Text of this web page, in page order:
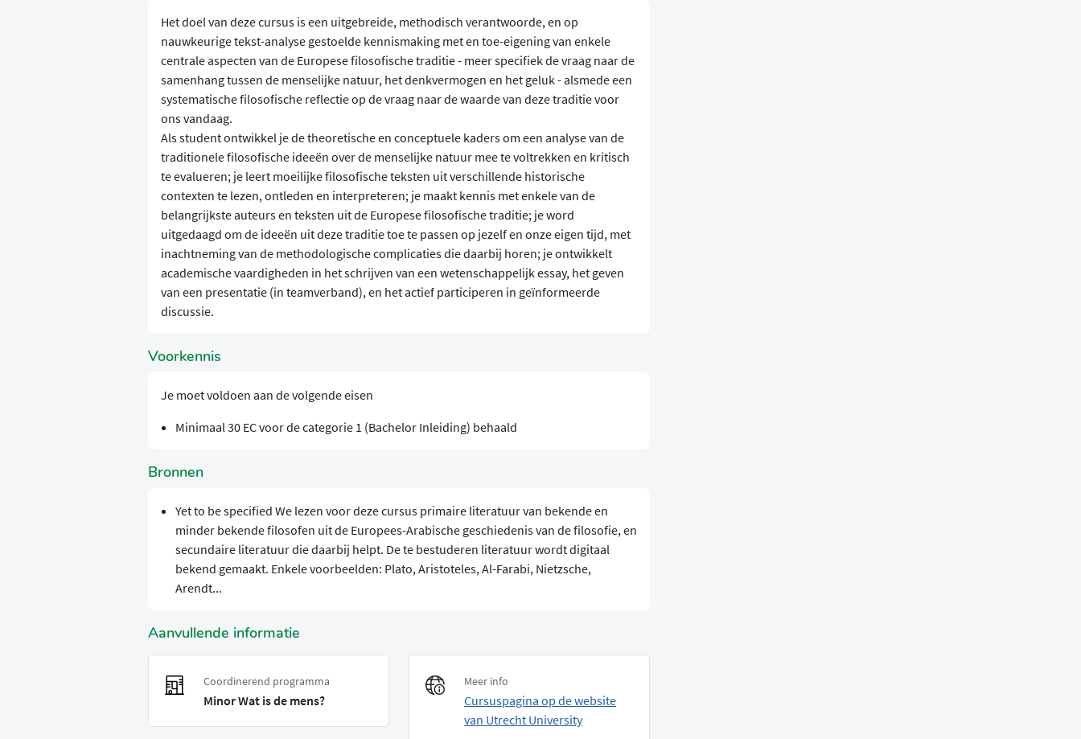
Het doel van deze cursus is een uitgebreide, methodisch verantwoorde, en op
nauwkeurige tekst-analyse gestoelde kennismaking met en toe-eigening van enkele
centrale aspecten van de Europese filosofische traditie - meer specifiek de vraag naar de
samenhang tussen de menselijke natuur, het denkvermogen en het geluk - alsmede een
systematische filosofische reflectie op de vraag naar de waarde van deze traditie voor
ons vandaag.
Als student ontwikkel je de theoretische en conceptuele kaders om een analyse van de
traditionele filosofische ideeën over de menselijke natuur mee te voltrekken en kritisch
te evalueren; je leert moeilijke filosofische teksten uit verschillende historische
contexten te lezen, ontleden en interpreteren; je maakt kennis met enkele van de
belangrijkste auteurs en teksten uit de Europese filosofische traditie; je word
uitgedaagd om de ideeën uit deze traditie toe te passen op jezelf en onze eigen tijd, met
inachtneming van de methodologische complicaties die daarbij horen; je ontwikkelt
academische vaardigheden in het schrijven van een wetenschappelijk essay, het geven
van een presentatie (in teamverband), en het actief participeren in geïnformeerde
discussie.
Voorkennis
Je moet voldoen aan de volgende eisen
Minimaal 30 EC voor de categorie 1 (Bachelor Inleiding) behaald
Bronnen
Yet to be specified We lezen voor deze cursus primaire literatuur van bekende en
minder bekende filosofen uit de Europees-Arabische geschiedenis van de filosofie, en
secundaire literatuur die daarbij helpt. De te bestuderen literatuur wordt digitaal
bekend gemaakt. Enkele voorbeelden: Plato, Aristoteles, Al-Farabi, Nietzsche,
Arendt...
Aanvullende informatie
Coordinerend programma
Minor Wat is de mens?
Meer info
Cursuspagina op de website
van Utrecht University